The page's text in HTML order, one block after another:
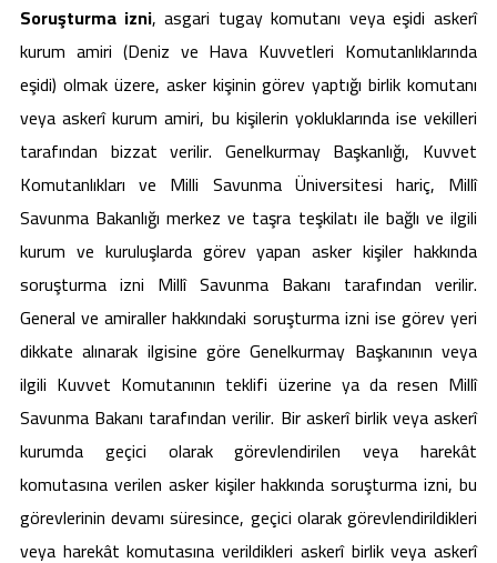
Soruşturma izni, asgari tugay komutanı veya eşidi askerî
kurum amiri (Deniz ve Hava Kuvvetleri Komutanlıklarında
eşidi) olmak üzere, asker kişinin görev yaptığı birlik komutanı
veya askerî kurum amiri, bu kişilerin yokluklarında ise vekilleri
tarafından bizzat verilir. Genelkurmay Başkanlığı, Kuvvet
Komutanlıkları ve Milli Savunma Üniversitesi hariç, Millî
Savunma Bakanlığı merkez ve taşra teşkilatı ile bağlı ve ilgili
kurum ve kuruluşlarda görev yapan asker kişiler hakkında
soruşturma izni Millî Savunma Bakanı tarafından verilir.
General ve amiraller hakkındaki soruşturma izni ise görev yeri
dikkate alınarak ilgisine göre Genelkurmay Başkanının veya
ilgili Kuvvet Komutanının teklifi üzerine ya da resen Millî
Savunma Bakanı tarafından verilir. Bir askerî birlik veya askerî
kurumda geçici olarak görevlendirilen veya harekât
komutasına verilen asker kişiler hakkında soruşturma izni, bu
görevlerinin devamı süresince, geçici olarak görevlendirildikleri
veya harekât komutasına verildikleri askerî birlik veya askerî